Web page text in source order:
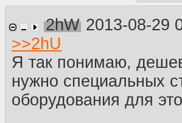
2hW 2013-08-29
>>2hU
Я так понимаю,
нужно специальных
оборудования для